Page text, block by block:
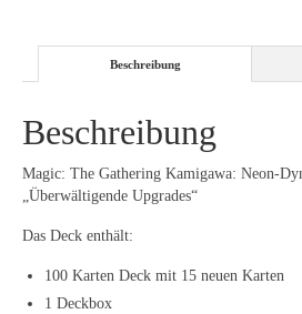
Beschreibung
Beschreibung
Magic: The Gathering Kamigawa: Neon-
„Überwältigende Upgrades“
Das Deck enthält:
100 Karten Deck mit 15 neuen Karten
1 Deckbox